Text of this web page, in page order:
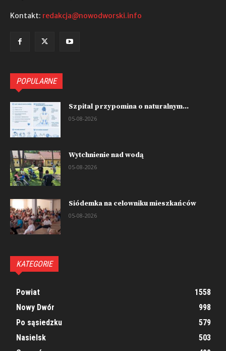
Kontakt: redakcja@nowodworski.info
POPULARNE
Szpital przypomina o naturalnym...
05-08-2026
Wytchnienie nad wodą
05-08-2026
Siódemka na celowniku mieszkańców
05-08-2026
KATEGORIE
Powiat
1558
Nowy Dwór
998
Po sąsiedzku
579
Nasielsk
503